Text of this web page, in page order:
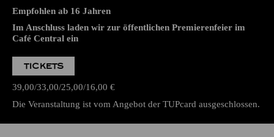
Empfohlen ab 16 Jahren
Im Anschluss laden wir zur öffentlichen Premierenfeier im
Café Central ein
TICKETS
39,00 33,00 25,00 16,00 €
Die Veranstaltung ist vom Angebot der TUPcard ausgeschlossen.